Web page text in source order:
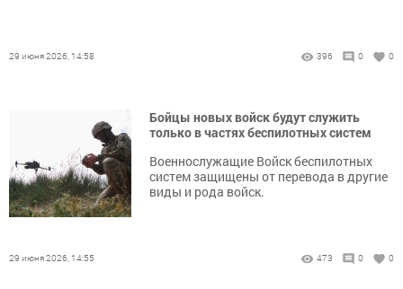
29 июня 2026, 14:58 396 0 0
Бойцы новых войск будут служить
только в частях беспилотных систем
Военнослужащие Войск беспилотных
систем защищены от перевода в другие
виды и рода войск.
29 июня 2026, 14:55 473 0 0